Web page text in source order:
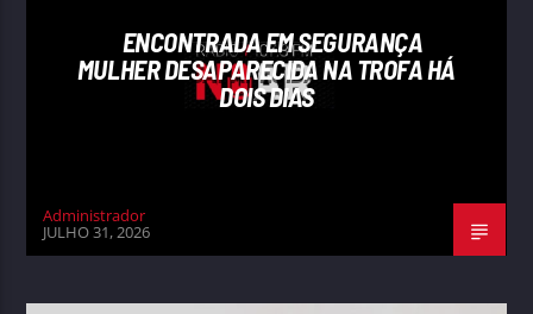
ENCONTRADA EM SEGURANÇA
MULHER DESAPARECIDA NA TROFA HÁ
DOIS DIAS
Administrador
JULHO 31, 2026